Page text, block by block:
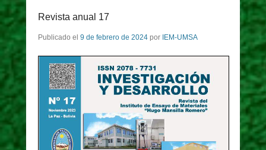
Revista anual 17
Publicado el 9 de febrero de 2024 por IEM-UMSA